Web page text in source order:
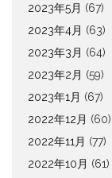
2023年5月 (67)
2023年4月 (63)
2023年3月 (64)
2023年2月 (59)
2023年1月 (67)
2022年12月 (60)
2022年11月 (77)
2022年10月 (61)